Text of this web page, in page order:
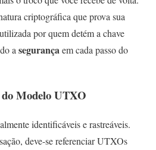
criptográfica que prova sua
por quem detém a chave
a segurança em cada passo do
Modelo UTXO
identificáveis e rastreáveis.
deve-se referenciar UTXOs